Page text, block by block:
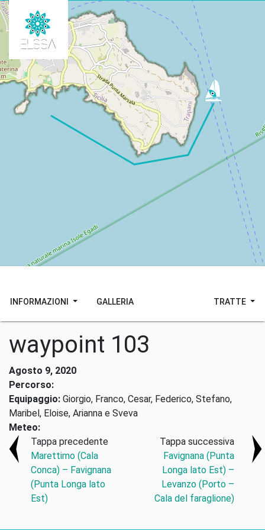
INFORMAZIONI GALLERIA TRATTE
waypoint 103
Agosto 9, 2020
Percorso:
Equipaggio: Giorgio, Franco, Cesar, Federico, Stefano,
Maribel, Eloise, Arianna e Sveva
Meteo:
Tappa precedente
Marettimo (Cala
Conca) – Favignana
(Punta Longa lato
Est)
Tappa successiva
Favignana (Punta
Longa lato Est) –
Levanzo (Porto –
Cala del faraglione)